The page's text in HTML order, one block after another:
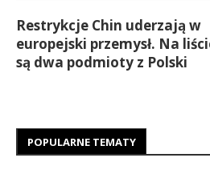
Restrykcje Chin uderzają w
europejski przemysł. Na
są dwa podmioty z Polski
POPULARNE TEMATY